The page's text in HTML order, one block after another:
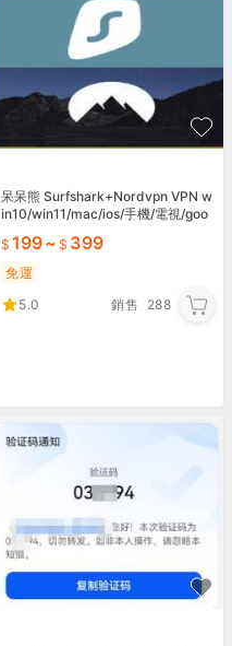
呆呆熊 Surfshark+Nordvpn VPN w
in10/win11/mac/ios/手機/電視/goo
199~ 399
免運
5.0
銷售 288